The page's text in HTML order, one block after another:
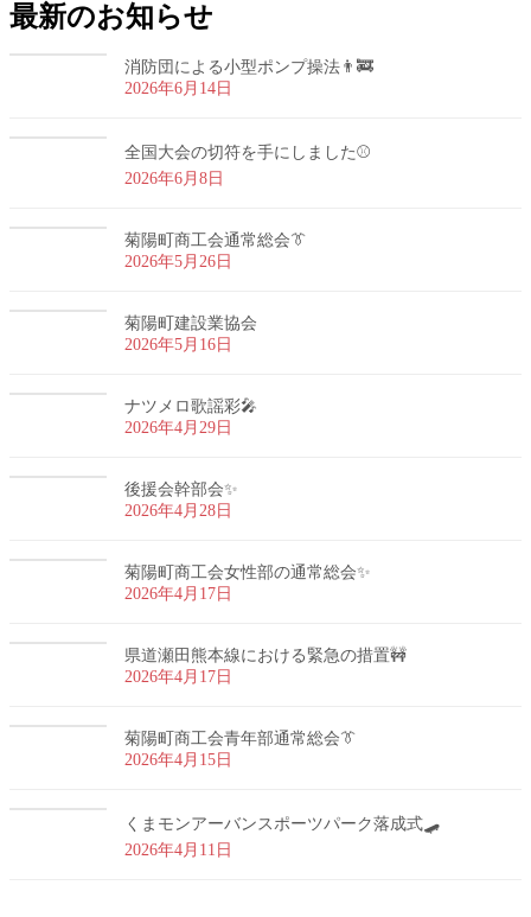
最新のお知らせ
消防団による小型ポンプ操法👨‍🚒
2026年6月14日
全国大会の切符を手にしました⚾
2026年6月8日
菊陽町商工会通常総会👔
2026年5月26日
菊陽町建設業協会
2026年5月16日
ナツメロ歌謡彩🎤
2026年4月29日
後援会幹部会✨
2026年4月28日
菊陽町商工会女性部の通常総会✨
2026年4月17日
県道瀬田熊本線における緊急の措置🚧
2026年4月17日
菊陽町商工会青年部通常総会👔
2026年4月15日
くまモンアーバンスポーツパーク落成式🛹
2026年4月11日